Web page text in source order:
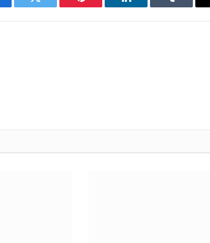
Twitter Pinterest LinkedIn Tumblr